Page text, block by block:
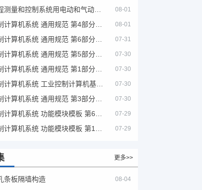
工业过程测量和控制系统用电动和气动模拟计算器性能评定方法 08-01
08-01
07-31
07-30
07-30
工业控制计算机系统 工业控制计算机基本平台 第2部分：性能评定方法 07-30
07-30
07-29
07-29
更多>>
条板隔墙构造 08-04